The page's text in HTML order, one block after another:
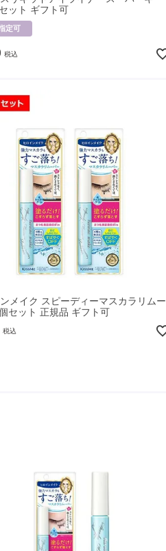
ット ギフト可
定可
税込
メイク スピーディーマスカラリムー
セット 正規品 ギフト可
税込